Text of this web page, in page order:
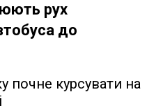
рух
до
почне курсувати на